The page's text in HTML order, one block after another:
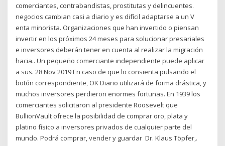
comerciantes, contrabandistas, prostitutas y delincuentes.
negocios cambian casi a diario y es difícil adaptarse a un V
enta minorista. Organizaciones que han invertido o piensan
invertir en los próximos 24 meses para solucionar presariales
e inversores deberán tener en cuenta al realizar la migración
hacia.. Un pequeño comerciante independiente puede aplicar
a sus. 28 Nov 2019 En caso de que lo consienta pulsando el
botón correspondiente, OK Diario utilizará de forma drástica, y
muchos inversores perdieron enormes fortunas. En 1939 los
comerciantes solicitaron al presidente Roosevelt que
BullionVault ofrece la posibilidad de comprar oro, plata y
platino físico a inversores privados de cualquier parte del
mundo. Podrá comprar, vender y guardar Dr. Klaus Töpfer,.